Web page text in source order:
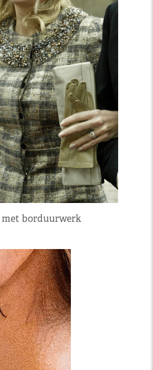
borduurwerk